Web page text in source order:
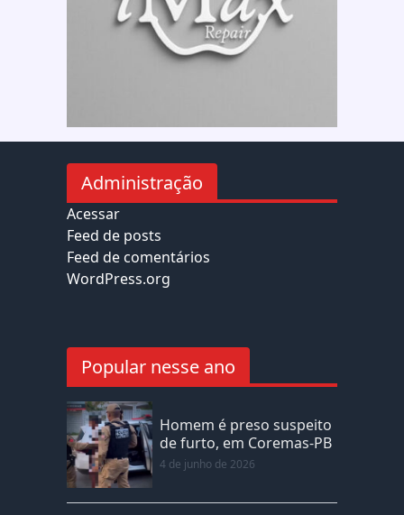
Administração
Acessar
Feed de posts
Feed de comentários
WordPress.org
Popular nesse ano
Homem é preso suspeito
de furto, em Coremas-PB
4 de junho de 2026